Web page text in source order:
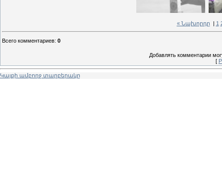
« Նախորդը 1
Всего комментариев: 0
Добавлять комментарии
[
Կայքի ամբողջ տարբերակը